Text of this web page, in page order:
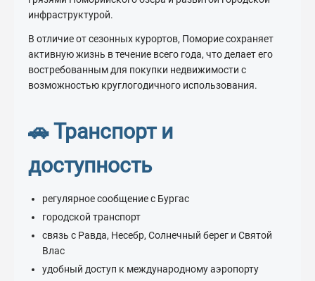
инфраструктурой.
В отличие от сезонных курортов, Поморие сохраняет
активную жизнь в течение всего года, что делает его
востребованным для покупки недвижимости с
возможностью круглогодичного использования.
🚗 Транспорт и
доступность
регулярное сообщение с Бургас
городской транспорт
связь с Равда, Несебр, Солнечный берег и Святой
Влас
удобный доступ к международному аэропорту